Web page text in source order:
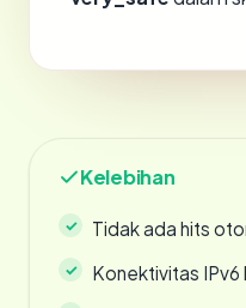
Kelebihan
Tidak ada hits
Konektivitas IPv6